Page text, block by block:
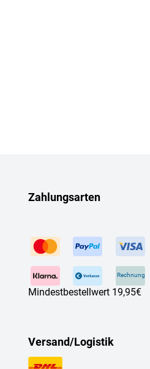
Zahlungsarten
Rechnung
Mindestbestellwert 19,95€
Versand/Logistik